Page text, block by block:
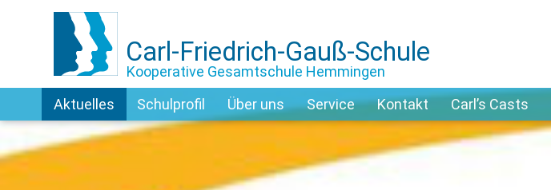
Carl-Friedrich-Gauß-Schule
Kooperative Gesamtschule Hemmingen
Aktuelles Schulprofil Über uns Service Kontakt Carl’s Casts